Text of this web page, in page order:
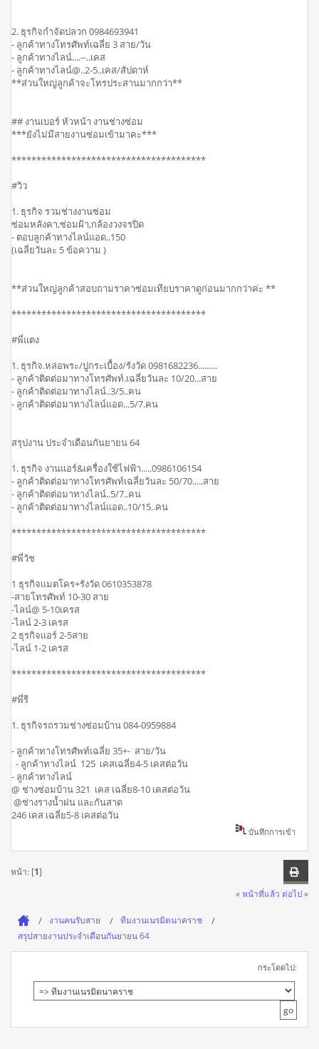
2. ธุรกิจกำจัดปลวก 0984693941
- ลูกค้าทางโทรศัพท์เฉลี่ย 3 สาย/วัน
- ลูกค้าทางไลน์....--..เคส
- ลูกค้าทางไลน์@..2-5..เคส/สัปดาห์
**ส่วนใหญ่ลูกค้าจะโทรประสานมากกว่า**
## งานเบอร์ หัวหน้า งานช่างซ่อม
***ยังไม่มีสายงานซ่อมเข้ามาคะ***
***************************************
#วิว
1. ธุรกิจ รวมช่างงานซ่อม
ซ่อมหลังคา,ซ่อมฝ้า,กล้องวงจรปิด
- ตอบลูกค้าทางไลน์แอด..150
(เฉลี่ยวันละ 5 ข้อความ )
**ส่วนใหญ่ลูกค้าสอบถามราคาซ่อมเทียบราคาดูก่อนมากกว่าค่ะ **
***************************************
#พี่แตง
1. ธุรกิจ.หล่อพระ/ปูกระเบื้อง/รังวัด 0981682236.........
- ลูกค้าติดต่อมาทางโทรศัพท์.เฉลี่ยวันละ 10/20...สาย
- ลูกค้าติดต่อมาทางไลน์..3/5..คน
- ลูกค้าติดต่อมาทางไลน์แอด...5/7.คน
สรุปงาน ประจำเดือนกันยายน 64
1. ธุรกิจ งานแอร์&เครื่องใช้ไฟฟ้า.....0986106154
- ลูกค้าติดต่อมาทางโทรศัพท์เฉลี่ยวันละ 50/70.....สาย
- ลูกค้าติดต่อมาทางไลน์..5/7..คน
- ลูกค้าติดต่อมาทางไลน์แอด..10/15..คน
***************************************
#พี่วัช
1 ธุรกิจเเมตโคร+รังวัด 0610353878
-สายโทรศัพท์ 10-30 สาย
-ไลน์@ 5-10เครส
-ไลน์ 2-3 เครส
2 ธุรกิจเเอร์ 2-5สาย
-ไลน์ 1-2 เครส
***************************************
#พี่รี
1. ธุรกิจรถรวมช่างซ่อมบ้าน 084-0959884
- ลูกค้าทางโทรศัพท์เฉลี่ย 35+- สาย/วัน
- ลูกค้าทางไลน์ 125 เคสเฉลี่ย4-5 เคสต่อวัน
- ลูกค้าทางไลน์
@ ช่างซ่อมบ้าน 321 เคส เฉลี่ย8-10 เคสต่อวัน
@ช่างรางน้ำฝน และกันสาด
246 เคส เฉลี่ย5-8 เคสต่อวัน
บันทึกการเข้า
หน้า: [1]
« หน้าที่แล้ว ต่อไป »
งานคนรับสาย
ทีมงานเนรมิตนาคราช
สรุปสายงานประจำเดือนกันยายน 64
กระโดดไป: